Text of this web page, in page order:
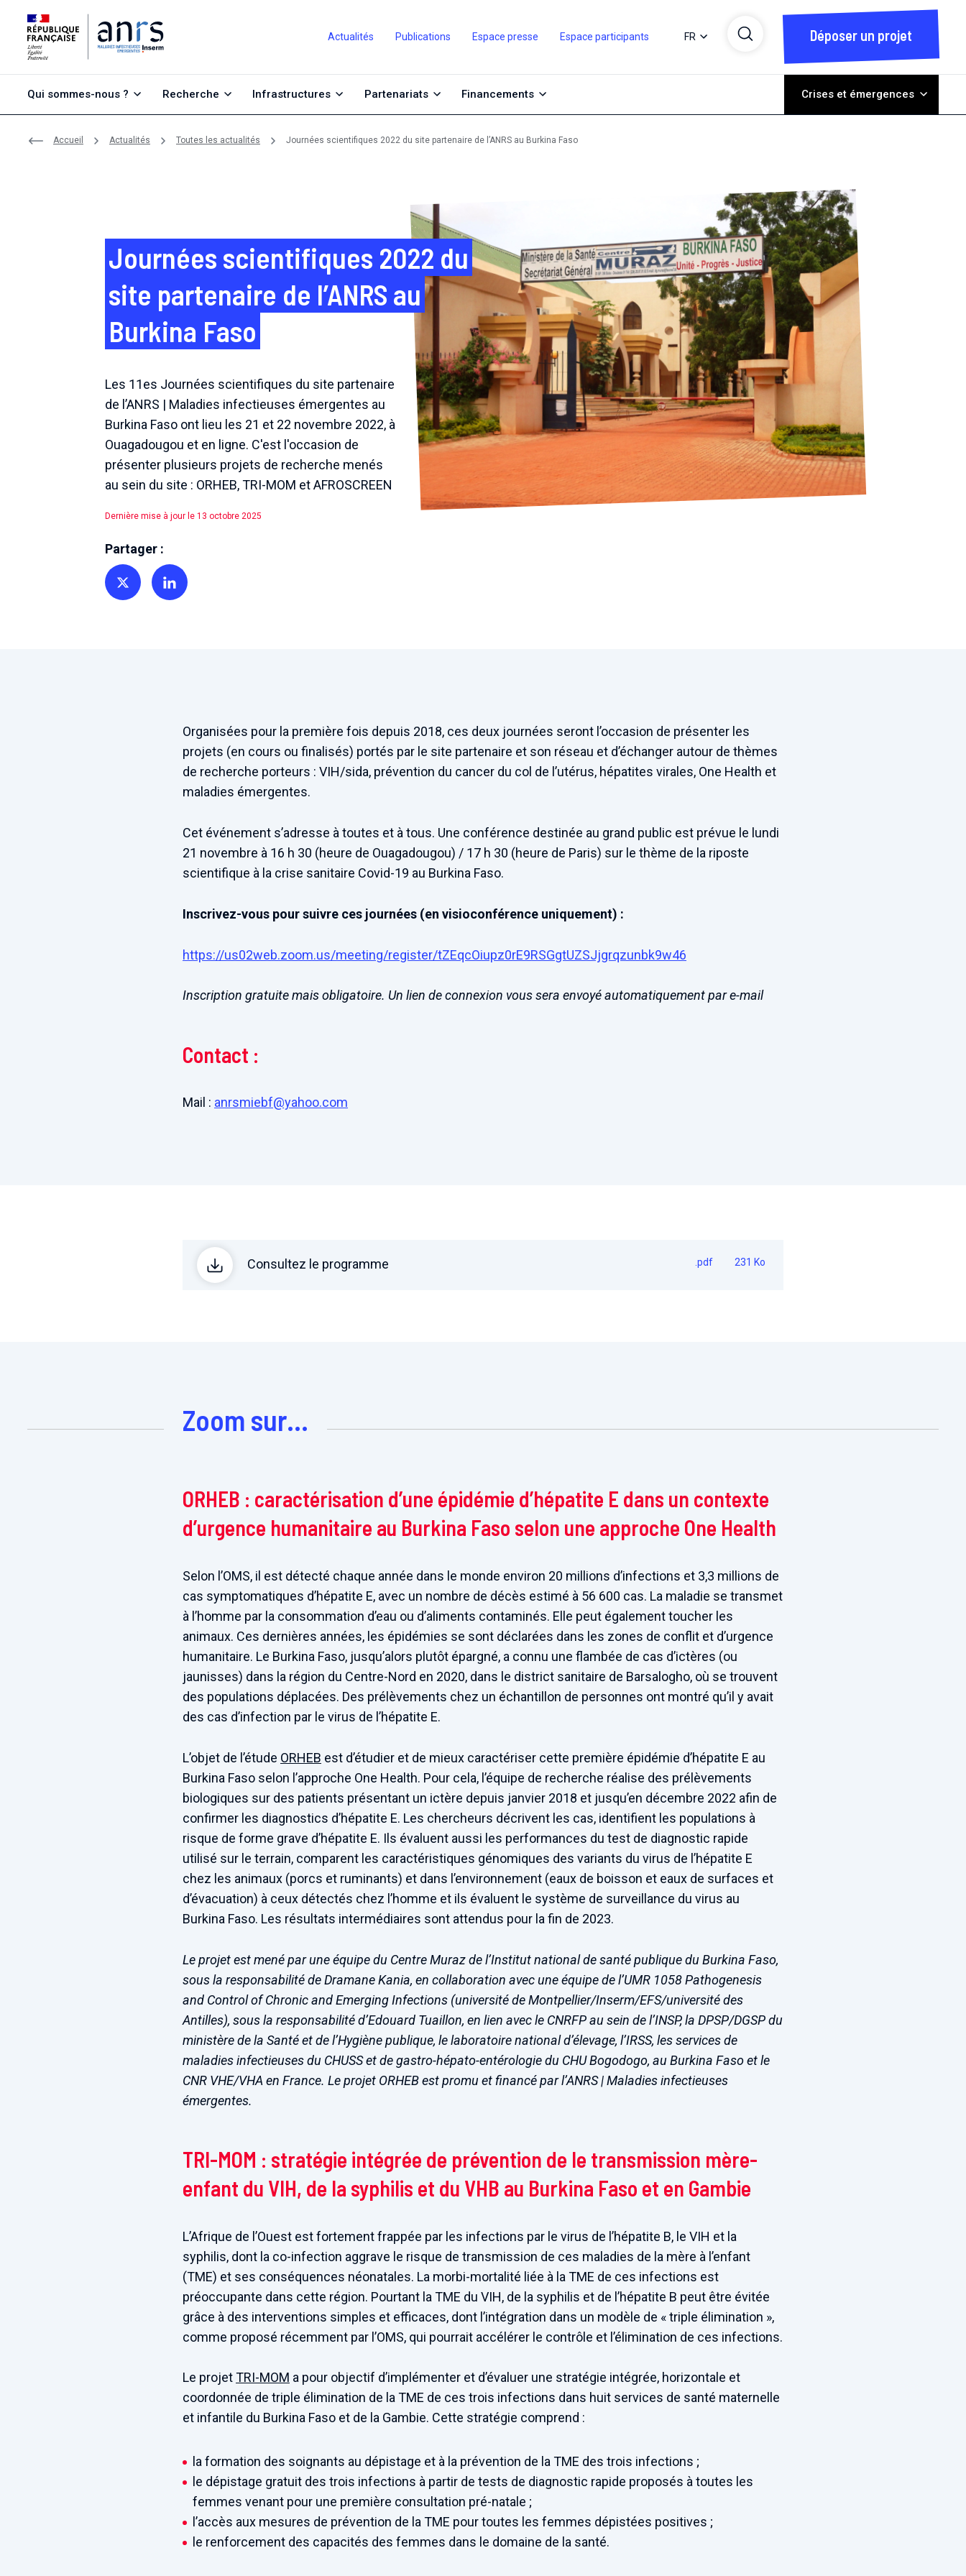
Actualités Publications Espace presse Espace participants FR Déposer un projet
Qui sommes-nous ? Recherche Infrastructures Partenariats Financements Crises et émergences
Accueil Actualités Toutes les actualités Journées scientifiques 2022 du site partenaire de l’ANRS au Burkina Faso
Journées scientifiques 2022 du
site partenaire de l’ANRS au
Burkina Faso
Les 11es Journées scientifiques du site partenaire
de l’ANRS | Maladies infectieuses émergentes au
Burkina Faso ont lieu les 21 et 22 novembre 2022, à
Ouagadougou et en ligne. C'est l'occasion de
présenter plusieurs projets de recherche menés
au sein du site : ORHEB, TRI-MOM et AFROSCREEN
Dernière mise à jour le 13 octobre 2025
Partager :
Partager sur TwitterPartager sur Linkedin
Organisées pour la première fois depuis 2018, ces deux journées seront l’occasion de présenter les
projets (en cours ou finalisés) portés par le site partenaire et son réseau et d’échanger autour de thèmes
de recherche porteurs : VIH/sida, prévention du cancer du col de l’utérus, hépatites virales, One Health et
maladies émergentes.
Cet événement s’adresse à toutes et à tous. Une conférence destinée au grand public est prévue le lundi
21 novembre à 16 h 30 (heure de Ouagadougou) / 17 h 30 (heure de Paris) sur le thème de la riposte
scientifique à la crise sanitaire Covid-19 au Burkina Faso.
Inscrivez-vous pour suivre ces journées (en visioconférence uniquement) :
https://us02web.zoom.us/meeting/register/tZEqcOiupz0rE9RSGgtUZSJjgrqzunbk9w46
Inscription gratuite mais obligatoire. Un lien de connexion vous sera envoyé automatiquement par e-mail
Contact :
Mail : anrsmiebf@yahoo.com
Consultez le programme .pdf 231 Ko
Zoom sur…
ORHEB : caractérisation d’une épidémie d’hépatite E dans un contexte
d’urgence humanitaire au Burkina Faso selon une approche One Health
Selon l’OMS, il est détecté chaque année dans le monde environ 20 millions d’infections et 3,3 millions de
cas symptomatiques d’hépatite E, avec un nombre de décès estimé à 56 600 cas. La maladie se transmet
à l’homme par la consommation d’eau ou d’aliments contaminés. Elle peut également toucher les
animaux. Ces dernières années, les épidémies se sont déclarées dans les zones de conflit et d’urgence
humanitaire. Le Burkina Faso, jusqu’alors plutôt épargné, a connu une flambée de cas d’ictères (ou
jaunisses) dans la région du Centre-Nord en 2020, dans le district sanitaire de Barsalogho, où se trouvent
des populations déplacées. Des prélèvements chez un échantillon de personnes ont montré qu’il y avait
des cas d’infection par le virus de l’hépatite E.
L’objet de l’étude ORHEB est d’étudier et de mieux caractériser cette première épidémie d’hépatite E au
Burkina Faso selon l’approche One Health. Pour cela, l’équipe de recherche réalise des prélèvements
biologiques sur des patients présentant un ictère depuis janvier 2018 et jusqu’en décembre 2022 afin de
confirmer les diagnostics d’hépatite E. Les chercheurs décrivent les cas, identifient les populations à
risque de forme grave d’hépatite E. Ils évaluent aussi les performances du test de diagnostic rapide
utilisé sur le terrain, comparent les caractéristiques génomiques des variants du virus de l’hépatite E
chez les animaux (porcs et ruminants) et dans l’environnement (eaux de boisson et eaux de surfaces et
d’évacuation) à ceux détectés chez l’homme et ils évaluent le système de surveillance du virus au
Burkina Faso. Les résultats intermédiaires sont attendus pour la fin de 2023.
Le projet est mené par une équipe du Centre Muraz de l’Institut national de santé publique du Burkina Faso,
sous la responsabilité de Dramane Kania, en collaboration avec une équipe de l’UMR 1058 Pathogenesis
and Control of Chronic and Emerging Infections (université de Montpellier/Inserm/EFS/université des
Antilles), sous la responsabilité d’Edouard Tuaillon, en lien avec le CNRFP au sein de l’INSP, la DPSP/DGSP du
ministère de la Santé et de l’Hygiène publique, le laboratoire national d’élevage, l’IRSS, les services de
maladies infectieuses du CHUSS et de gastro-hépato-entérologie du CHU Bogodogo, au Burkina Faso et le
CNR VHE/VHA en France. Le projet ORHEB est promu et financé par l’ANRS | Maladies infectieuses
émergentes.
TRI-MOM : stratégie intégrée de prévention de le transmission mère-
enfant du VIH, de la syphilis et du VHB au Burkina Faso et en Gambie
L’Afrique de l’Ouest est fortement frappée par les infections par le virus de l’hépatite B, le VIH et la
syphilis, dont la co-infection aggrave le risque de transmission de ces maladies de la mère à l’enfant
(TME) et ses conséquences néonatales. La morbi-mortalité liée à la TME de ces infections est
préoccupante dans cette région. Pourtant la TME du VIH, de la syphilis et de l’hépatite B peut être évitée
grâce à des interventions simples et efficaces, dont l’intégration dans un modèle de « triple élimination »,
comme proposé récemment par l’OMS, qui pourrait accélérer le contrôle et l’élimination de ces infections.
Le projetTRI-MOM a pour objectif d’implémenter et d’évaluer une stratégie intégrée, horizontale et
coordonnée de triple élimination de la TME de ces trois infections dans huit services de santé maternelle
et infantile du Burkina Faso et de la Gambie. Cette stratégie comprend :
la formation des soignants au dépistage et à la prévention de la TME des trois infections ;
le dépistage gratuit des trois infections à partir de tests de diagnostic rapide proposés à toutes les
femmes venant pour une première consultation pré-natale ;
l’accès aux mesures de prévention de la TME pour toutes les femmes dépistées positives ;
le renforcement des capacités des femmes dans le domaine de la santé.